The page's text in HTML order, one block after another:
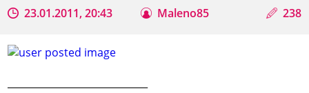
23.01.2011, 20:43 Maleno85 238